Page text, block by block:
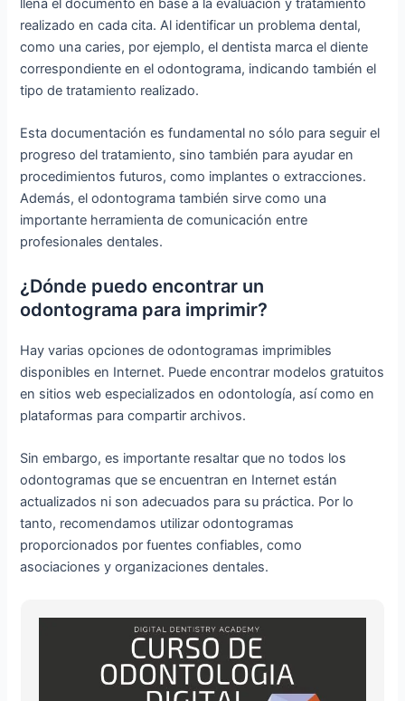
llena el documento en base a la evaluación y tratamiento
realizado en cada cita. Al identificar un problema dental,
como una caries, por ejemplo, el dentista marca el diente
correspondiente en el odontograma, indicando también el
tipo de tratamiento realizado.
Esta documentación es fundamental no sólo para seguir el
progreso del tratamiento, sino también para ayudar en
procedimientos futuros, como implantes o extracciones.
Además, el odontograma también sirve como una
importante herramienta de comunicación entre
profesionales dentales.
¿Dónde puedo encontrar un
odontograma para imprimir?
Hay varias opciones de odontogramas imprimibles
disponibles en Internet. Puede encontrar modelos gratuitos
en sitios web especializados en odontología, así como en
plataformas para compartir archivos.
Sin embargo, es importante resaltar que no todos los
odontogramas que se encuentran en Internet están
actualizados ni son adecuados para su práctica. Por lo
tanto, recomendamos utilizar odontogramas
proporcionados por fuentes confiables, como
asociaciones y organizaciones dentales.